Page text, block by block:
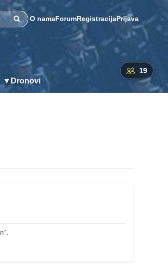
▼ Dronovi
Pretraži
O namaForumRegistracijaPrijava
19